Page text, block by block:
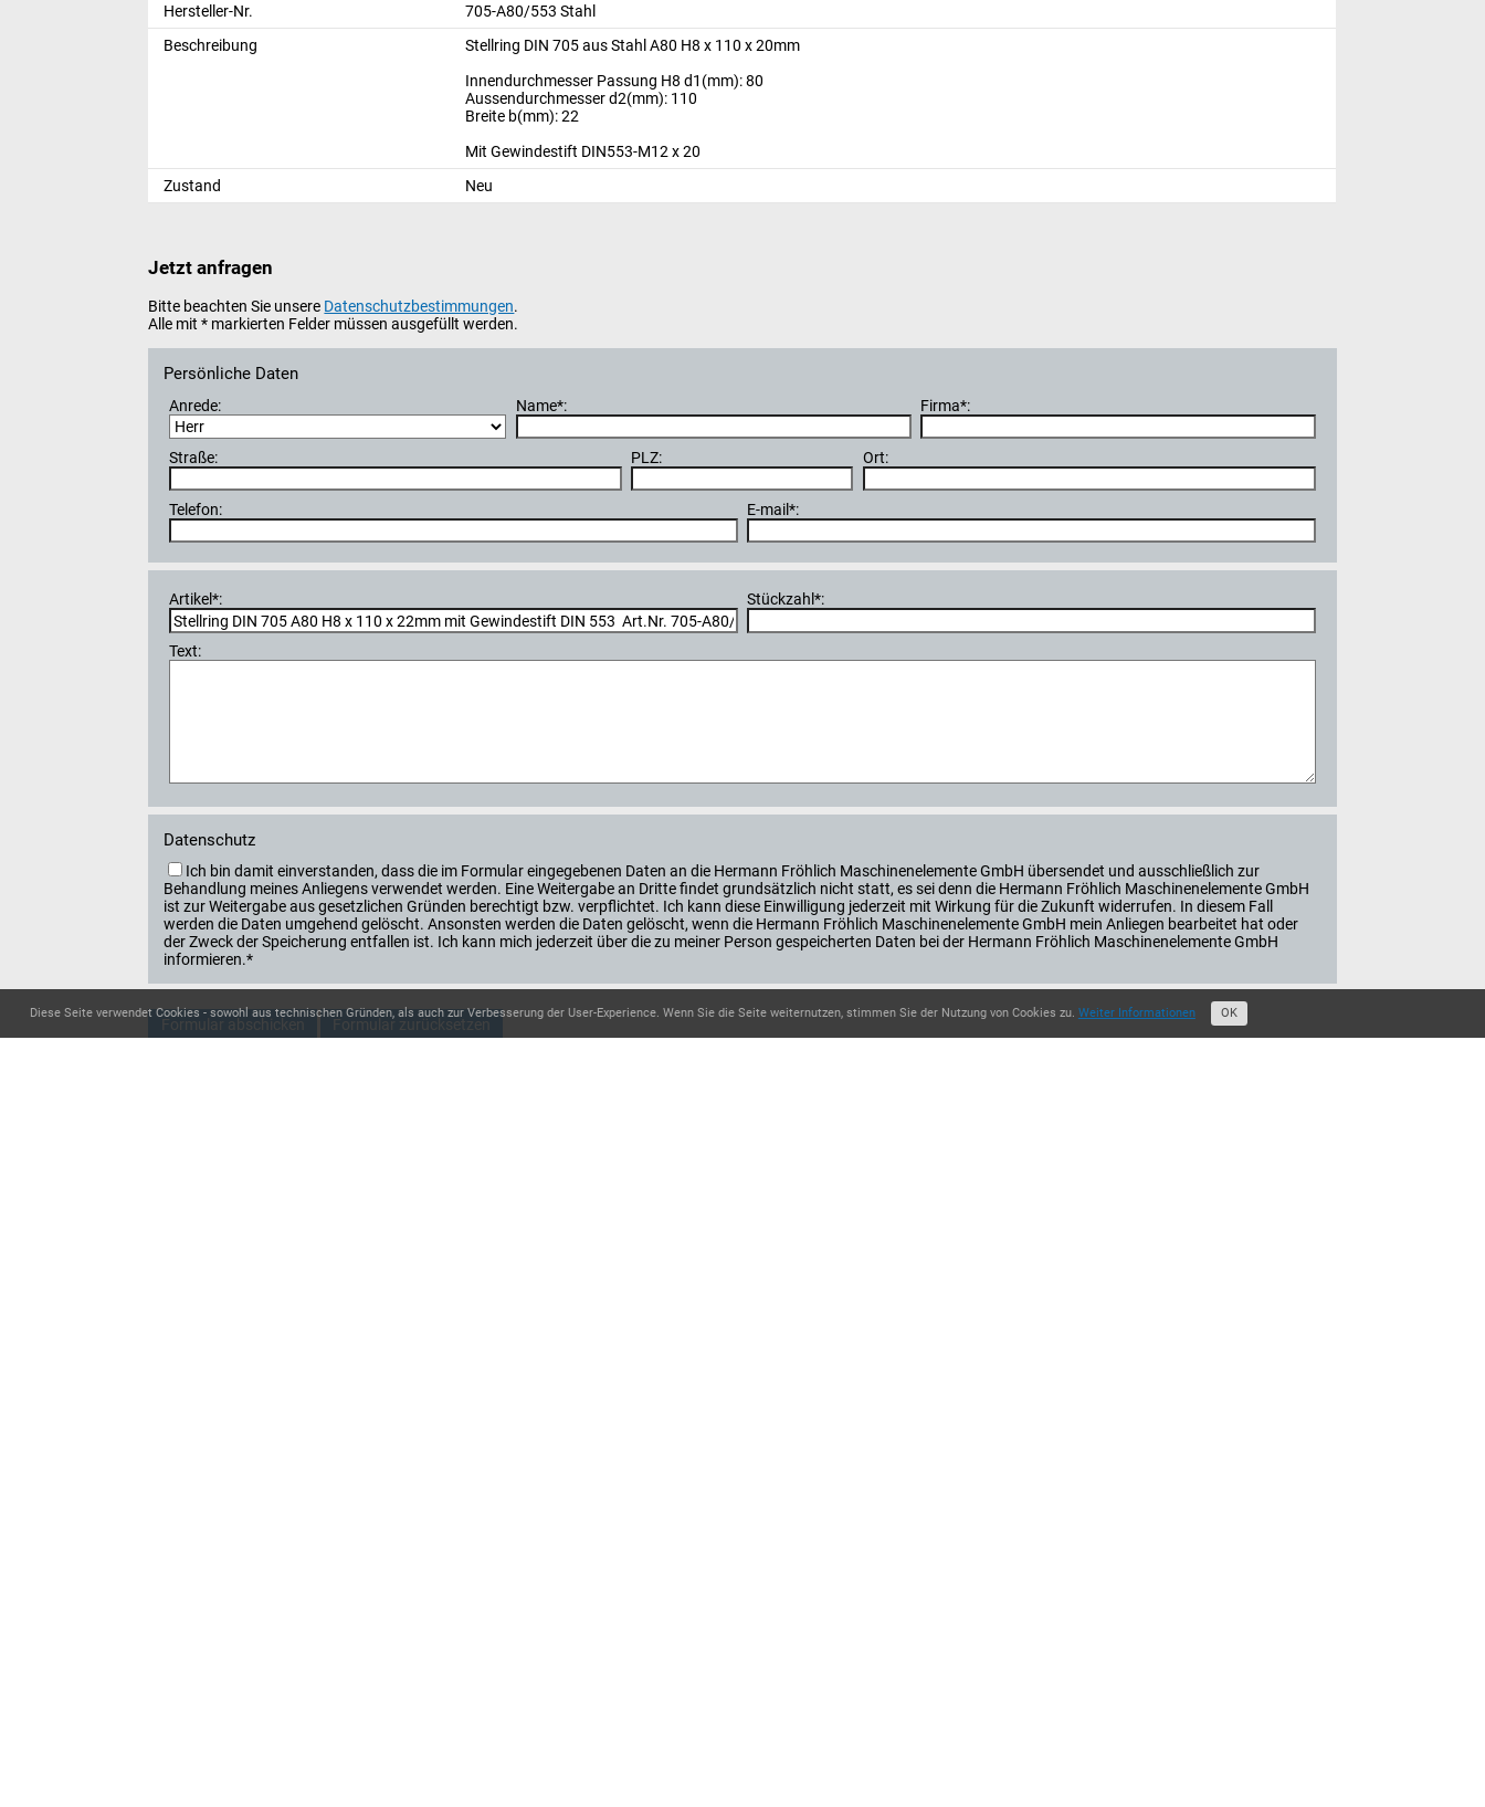
Hersteller-Nr.
705-A80/553 Stahl
Beschreibung
Stellring DIN 705 aus Stahl A80 H8 x 110 x 20mm
Innendurchmesser Passung H8 d1(mm): 80
Aussendurchmesser d2(mm): 110
Breite b(mm): 22
Mit Gewindestift DIN553-M12 x 20
Zustand
Neu
Jetzt anfragen
Bitte beachten Sie unsere Datenschutzbestimmungen.
Alle mit * markierten Felder müssen ausgefüllt werden.
Persönliche Daten
Anrede: Name*: Firma*:
Straße: PLZ: Ort:
Telefon: E-mail*:
Artikel*: Stückzahl*:
Text:
Datenschutz
Ich bin damit einverstanden, dass die im Formular eingegebenen Daten an die Hermann Fröhlich Maschinenelemente GmbH übersendet und ausschließlich zur
Behandlung meines Anliegens verwendet werden. Eine Weitergabe an Dritte findet grundsätzlich nicht statt, es sei denn die Hermann Fröhlich Maschinenelemente GmbH
ist zur Weitergabe aus gesetzlichen Gründen berechtigt bzw. verpflichtet. Ich kann diese Einwilligung jederzeit mit Wirkung für die Zukunft widerrufen. In diesem Fall
werden die Daten umgehend gelöscht. Ansonsten werden die Daten gelöscht, wenn die Hermann Fröhlich Maschinenelemente GmbH mein Anliegen bearbeitet hat oder
der Zweck der Speicherung entfallen ist. Ich kann mich jederzeit über die zu meiner Person gespeicherten Daten bei der Hermann Fröhlich Maschinenelemente GmbH
informieren.*
Diese Seite verwendet Cookies - sowohl aus technischen Gründen, als auch zur Verbesserung der User-Experience. Wenn Sie die Seite weiternutzen, stimmen Sie der Nutzung von Cookies zu. Weiter Informationen OK